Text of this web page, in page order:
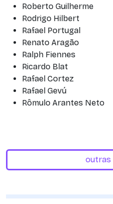
Roberto Guilherme
Rodrigo Hilbert
Rafael Portugal
Renato Aragão
Ralph Fiennes
Ricardo Blat
Rafael Cortez
Rafael Gevú
Rômulo Arantes Neto
outras